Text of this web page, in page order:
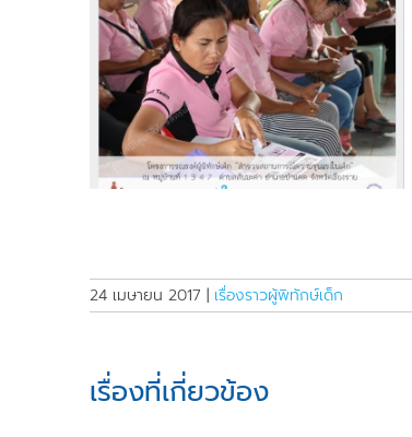
24 เมษายน 2017 | เรื่องราวผู้พิทักษ์เด็ก
เรื่องที่เกี่ยวข้อง